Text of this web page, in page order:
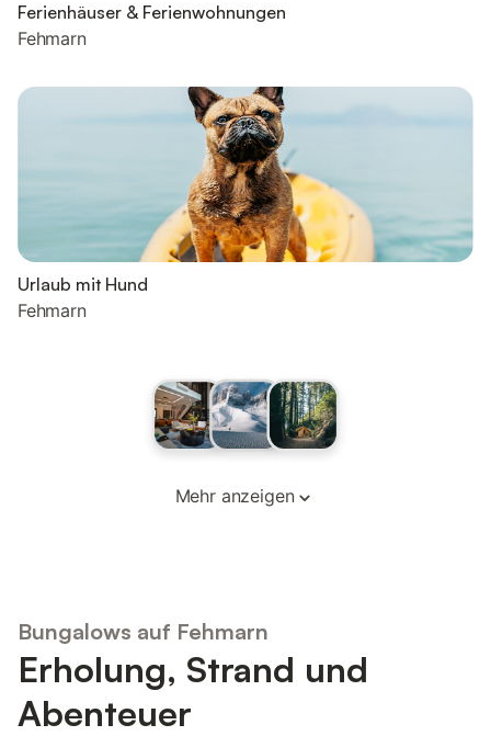
Ferienhäuser & Ferienwohnungen
Fehmarn
Urlaub mit Hund
Fehmarn
Mehr anzeigen
Bungalows auf Fehmarn
Erholung, Strand und
Abenteuer